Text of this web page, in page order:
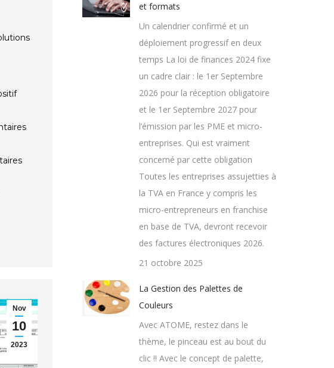
Nov
10
2023
et formats
Un calendrier confirmé et un
déploiement progressif en deux
temps La loi de finances 2024 fixe
un cadre clair : le 1er Septembre
2026 pour la réception obligatoire
et le 1er Septembre 2027 pour
l’émission par les PME et micro-
entreprises. Qui est vraiment
concerné par cette obligation
Toutes les entreprises assujetties à
la TVA en France y compris les
micro-entrepreneurs en franchise
en base de TVA, devront recevoir
des factures électroniques 2026.
21 octobre 2025
La Gestion des Palettes de
Couleurs
Avec ATOME, restez dans le
thème, le pinceau est au bout du
clic !! Avec le concept de palette,